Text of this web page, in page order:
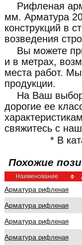
Рифленая
мм. Арматура
конструкций в
возведения
Вы можете
и в метрах,
места работ.
продукции.
На Ваш
дорогие ее
свяжитесь с
* В
Похожие
Наименование
Арматура рифленая
Арматура рифленая
Арматура рифленая
Арматура рифленая